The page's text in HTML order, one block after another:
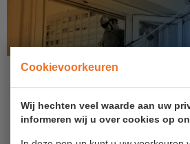
Cookievoorkeuren
Wij hechten veel waarde aan uw
informeren wij u over cookies op
Project toepassingen
Laagbouw
Hoogbouw
Projectvoorbeelden
SYAM tijdelijk ankerpunt
2026 aanbieding
Vraag de kortingscode aan en
€500,- korting...